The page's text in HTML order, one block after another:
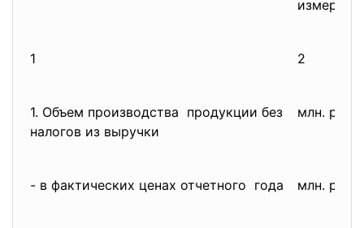
1 2
1. Объем производства продукции без
налогов из выручки
млн. руб.
- в фактических ценах отчетного года млн. руб.